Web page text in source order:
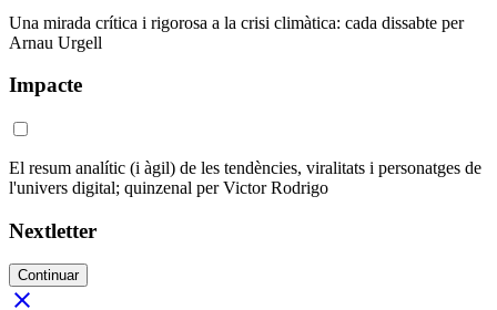
Una mirada crítica i rigorosa a la crisi climàtica: cada dissabte per
Arnau Urgell
Impacte
El resum analític (i àgil) de les tendències, viralitats i personatges de
l'univers digital; quinzenal per Victor Rodrigo
Nextletter
Continuar
close